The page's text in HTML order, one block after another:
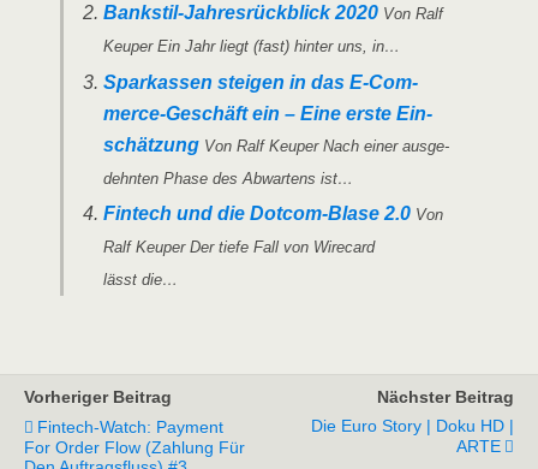
Ban­k­­stil-Jah­­res­rück­­blick 2020 Von Ralf
Keu­per Ein Jahr liegt (fast) hin­ter uns, in…
Spar­kas­sen stei­gen in das E‑Com­­
mer­ce-Geschäft ein – Eine ers­te Ein­
schät­zung Von Ralf Keu­per Nach einer aus­ge­
dehn­ten Pha­se des Abwar­tens ist…
Fin­tech und die Dot­­com-Bla­­se 2.0 Von
Ralf Keu­per Der tie­fe Fall von Wire­card
lässt die…
Vorheriger Beitrag
Fintech-Watch: Payment
For Order Flow (Zahlung Für
Nächster Beitrag
Die Euro Story | Doku HD |
ARTE